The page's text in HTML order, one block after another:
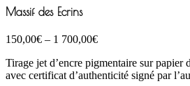
Massif des Ecrins
150,00€ – 1 700,00€
Tirage jet d’encre pigmentaire sur papier
avec certificat d’authenticité signé par